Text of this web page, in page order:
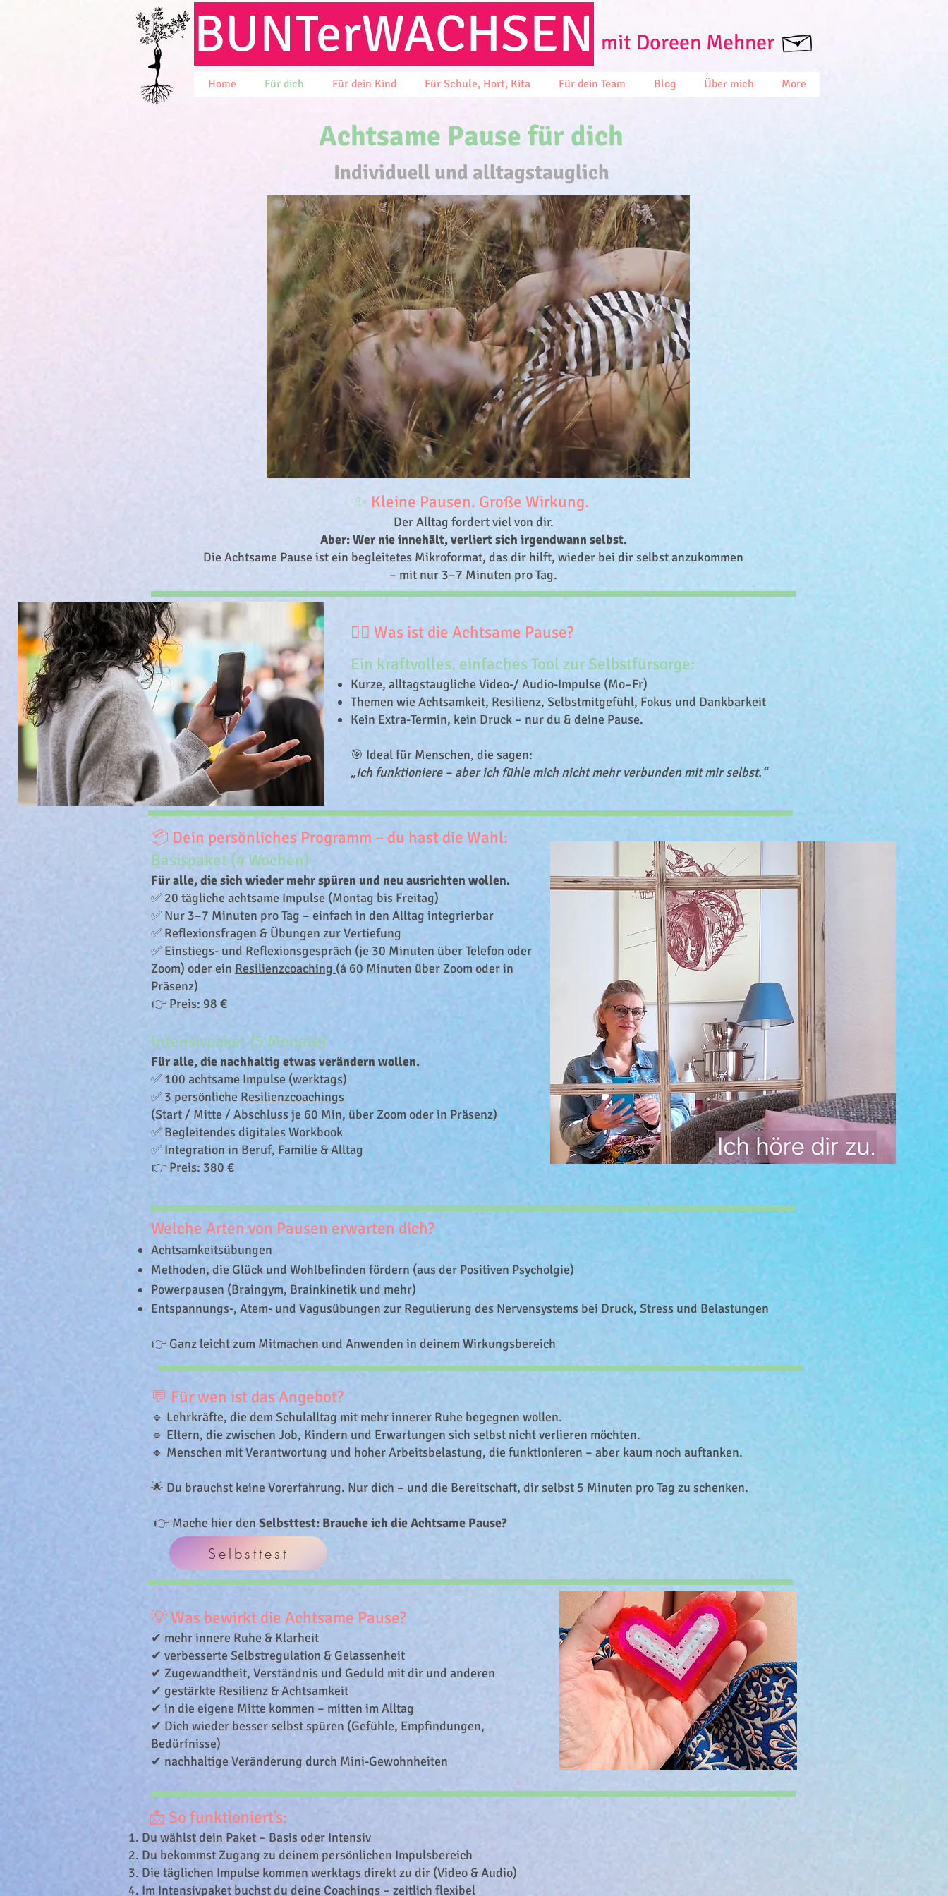
BUNTerWACHSEN mit Doreen Mehner
Home Für dich Für dein Kind Für Schule, Hort, Kita Für dein Team Blog Über mich More
Achtsame Pause für dich
Individuell und alltagstauglich
✨ Kleine Pausen. Große Wirkung.
Der Alltag fordert viel von dir.
Aber: Wer nie innehält, verliert sich irgendwann selbst.
Die Achtsame Pause ist ein begleitetes Mikroformat, das dir hilft, wieder bei dir selbst anzukommen
– mit nur 3–7 Minuten pro Tag.
🧘‍♀️ Was ist die Achtsame Pause?
Ein kraftvolles, einfaches Tool zur Selbstfürsorge:
Kurze, alltagstaugliche Video-/ Audio-Impulse (Mo–Fr)
Themen wie Achtsamkeit, Resilienz, Selbstmitgefühl, Fokus und Dankbarkeit
Kein Extra-Termin, kein Druck – nur du & deine Pause.
🎯 Ideal für Menschen, die sagen:
„Ich funktioniere – aber ich fühle mich nicht mehr verbunden mit mir selbst.“
📦 Dein persönliches Programm – du hast die Wahl:
Basispaket (4 Wochen)
Für alle, die sich wieder mehr spüren und neu ausrichten wollen.
✅ 20 tägliche achtsame Impulse (Montag bis Freitag)
✅ Nur 3–7 Minuten pro Tag – einfach in den Alltag integrierbar
✅ Reflexionsfragen & Übungen zur Vertiefung
✅ Einstiegs- und Reflexionsgespräch (je 30 Minuten über Telefon oder
Zoom) oder ein Resilienzcoaching (á 60 Minuten über Zoom oder in
Präsenz)
👉 Preis: 98 €
Intensivpaket (5 Monate)
Für alle, die nachhaltig etwas verändern wollen.
✅ 100 achtsame Impulse (werktags)
✅ 3 persönliche Resilienzcoachings
(Start / Mitte / Abschluss je 60 Min, über Zoom oder in Präsenz)
✅ Begleitendes digitales Workbook
✅ Integration in Beruf, Familie & Alltag
👉 Preis: 380 €
Welche Arten von Pausen erwarten dich?
Achtsamkeitsübungen
Methoden, die Glück und Wohlbefinden fördern (aus der Positiven Psycholgie)
Powerpausen (Braingym, Brainkinetik und mehr)
Entspannungs-, Atem- und Vagusübungen zur Regulierung des Nervensystems bei Druck, Stress und Belastungen
👉 Ganz leicht zum Mitmachen und Anwenden in deinem Wirkungsbereich
💬 Für wen ist das Angebot?
🔹 Lehrkräfte, die dem Schulalltag mit mehr innerer Ruhe begegnen wollen.
🔹 Eltern, die zwischen Job, Kindern und Erwartungen sich selbst nicht verlieren möchten.
🔹 Menschen mit Verantwortung und hoher Arbeitsbelastung, die funktionieren – aber kaum noch auftanken.
🌟 Du brauchst keine Vorerfahrung. Nur dich – und die Bereitschaft, dir selbst 5 Minuten pro Tag zu schenken.
👉 Mache hier den Selbsttest: Brauche ich die Achtsame Pause?
Selbsttest
💡 Was bewirkt die Achtsame Pause?
✔ mehr innere Ruhe & Klarheit
✔ verbesserte Selbstregulation & Gelassenheit
✔ Zugewandtheit, Verständnis und Geduld mit dir und anderen
✔ gestärkte Resilienz & Achtsamkeit
✔ in die eigene Mitte kommen – mitten im Alltag
✔ Dich wieder besser selbst spüren (Gefühle, Empfindungen,
Bedürfnisse)
✔ nachhaltige Veränderung durch Mini-Gewohnheiten
📩 So funktioniert’s:
Du wählst dein Paket – Basis oder Intensiv
Du bekommst Zugang zu deinem persönlichen Impulsbereich
Die täglichen Impulse kommen werktags direkt zu dir (Video & Audio)
Im Intensivpaket buchst du deine Coachings – zeitlich flexibel